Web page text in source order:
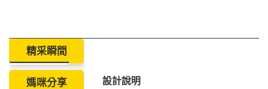
精采瞬間
媽咪分享 設計說明